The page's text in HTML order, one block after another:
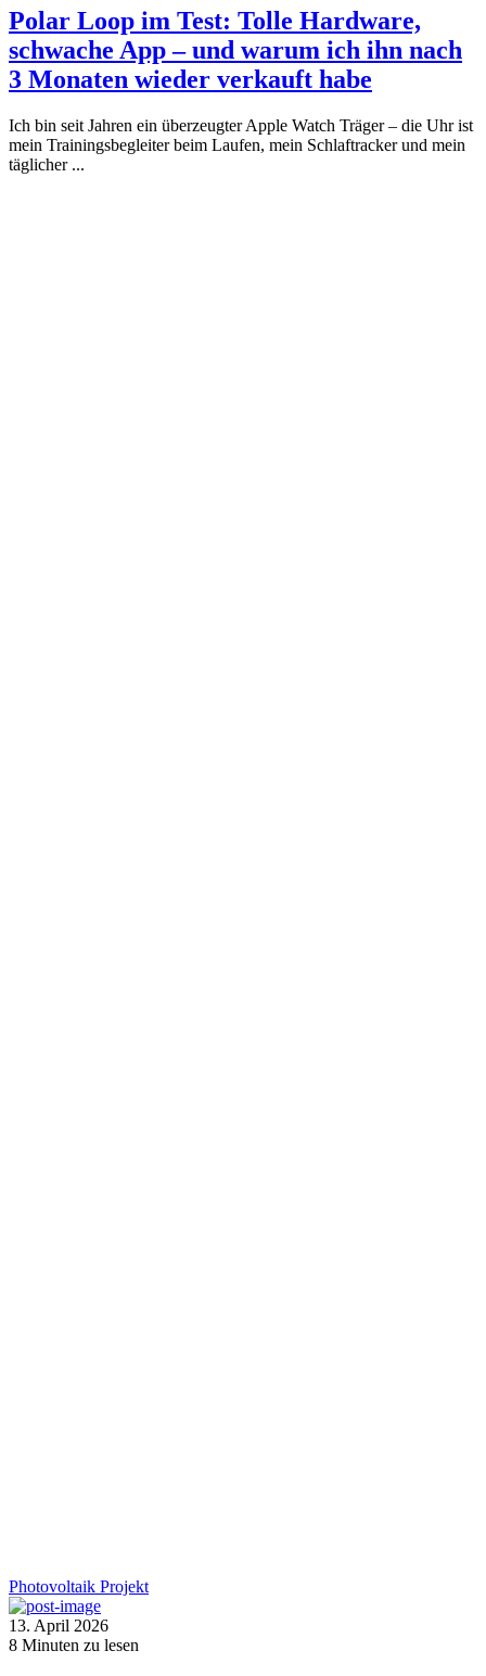
Polar Loop im Test: Tolle Hardware,
schwache App – und warum ich ihn nach
3 Monaten wieder verkauft habe
Ich bin seit Jahren ein überzeugter Apple Watch Träger – die Uhr ist
mein Trainingsbegleiter beim Laufen, mein Schlaftracker und mein
täglicher ...
Photovoltaik Projekt
13. April 2026
8 Minuten zu lesen